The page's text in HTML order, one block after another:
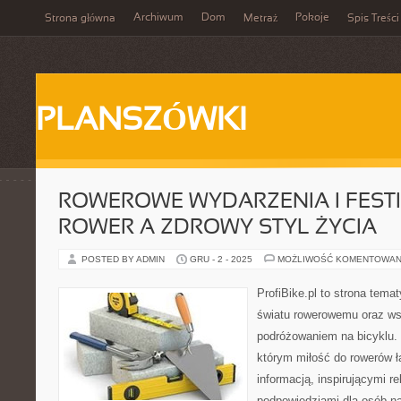
Strona główna Archiwum Dom Metraż Pokoje Spis Treści
PLANSZÓWKI
ROWEROWE WYDARZENIA I
ROWER A ZDROWY STYL ŻYCIA
POSTED BY ADMIN GRU - 2 - 2025 MOŻLIWOŚĆ
ProfiBike.pl to strona
światu rowerowemu oraz
podróżowaniem na bicyklu.
którym miłość do rowerów
informacją, inspirującymi